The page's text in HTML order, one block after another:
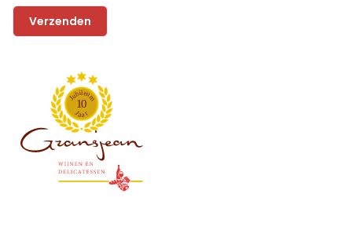
J
ubileum
10
Jaar